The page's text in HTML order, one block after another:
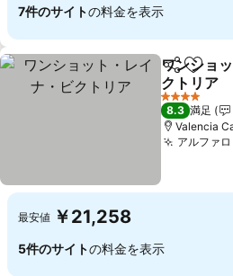
7件のサイトの料金を表示
シェアお気
ワンショ
クトリア
4 ホテルのラン
8.3 満足
Valencia
アルファ
最安値 ￥21,258
5件のサイトの料金を表示